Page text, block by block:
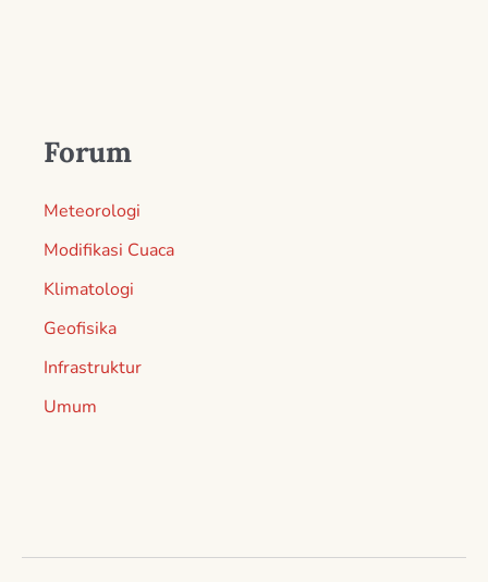
Forum
Meteorologi
Modifikasi Cuaca
Klimatologi
Geofisika
Infrastruktur
Umum